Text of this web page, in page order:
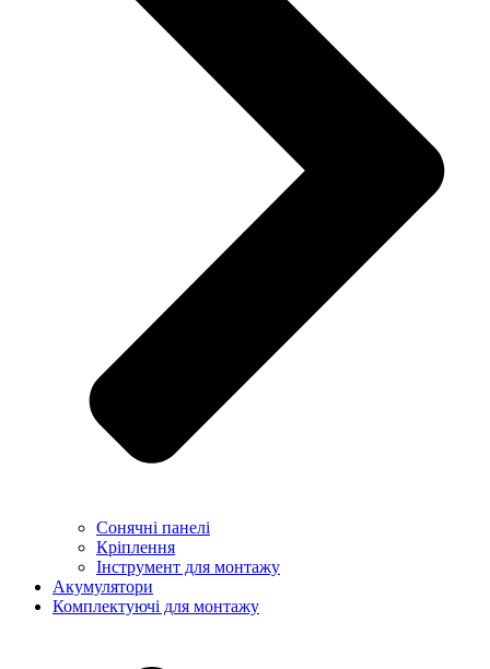
Сонячні панелі
Кріплення
Інструмент для монтажу
Акумулятори
Комплектуючі для монтажу